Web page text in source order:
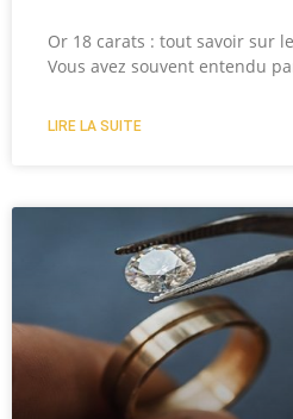
Or 18 carats : tout savoir sur
Vous avez souvent entendu
LIRE LA SUITE